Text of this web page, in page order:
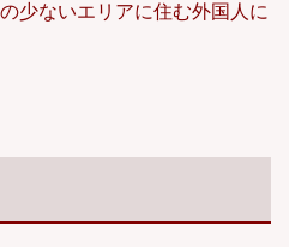
少ないエリアに住む外国人に